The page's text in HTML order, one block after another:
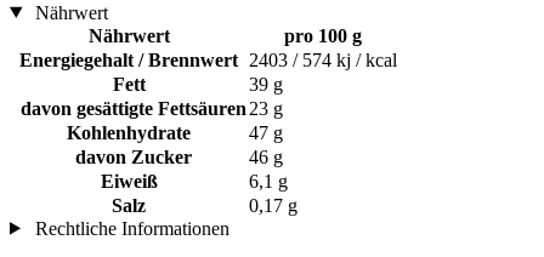
Nährwert
Nährwert
pro 100 g
Energiegehalt / Brennwert 2403 / 574 kj / kcal
Fett
39 g
davon gesättigte Fettsäuren 23 g
Kohlenhydrate
47 g
davon Zucker
46 g
Eiweiß
6,1 g
Salz
0,17 g
Rechtliche Informationen